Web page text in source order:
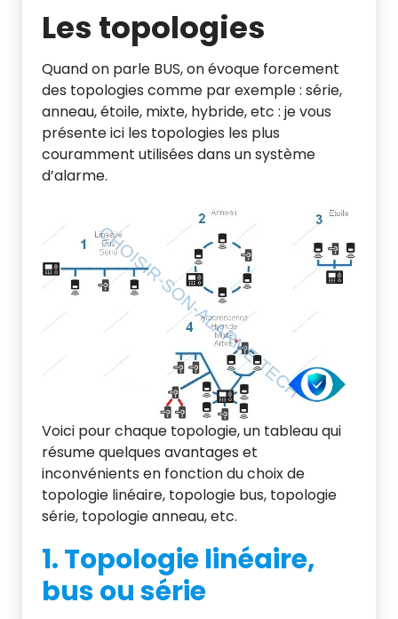
Les topologies
Quand on parle BUS, on évoque forcement
des topologies comme par exemple : série,
anneau, étoile, mixte, hybride, etc : je vous
présente ici les topologies les plus
couramment utilisées dans un système
d’alarme.
Voici pour chaque topologie, un tableau qui
résume quelques avantages et
inconvénients en fonction du choix de
topologie linéaire, topologie bus, topologie
série, topologie anneau, etc.
1. Topologie linéaire,
bus ou série